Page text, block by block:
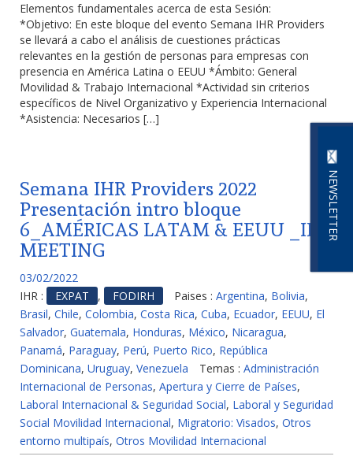
NEWSLETTER
Elementos fundamentales acerca de esta Sesión:
*Objetivo: En este bloque del evento Semana IHR Providers
se llevará a cabo el análisis de cuestiones prácticas
relevantes en la gestión de personas para empresas con
presencia en América Latina o EEUU *Ámbito: General
Movilidad & Trabajo Internacional *Actividad sin criterios
específicos de Nivel Organizativo y Experiencia Internacional
*Asistencia: Necesarios […]
Semana IHR Providers 2022
Presentación intro bloque
6_AMÉRICAS LATAM & EEUU _IHR
MEETING
03/02/2022
IHR :
EXPAT , FODIRH Paises : Argentina, Bolivia,
Brasil, Chile, Colombia, Costa Rica, Cuba, Ecuador, EEUU, El
Salvador, Guatemala, Honduras, México, Nicaragua,
Panamá, Paraguay, Perú, Puerto Rico, República
Dominicana, Uruguay, Venezuela Temas : Administración
Internacional de Personas, Apertura y Cierre de Países,
Laboral Internacional & Seguridad Social, Laboral y Seguridad
Social Movilidad Internacional, Migratorio: Visados, Otros
entorno multipaís, Otros Movilidad Internacional